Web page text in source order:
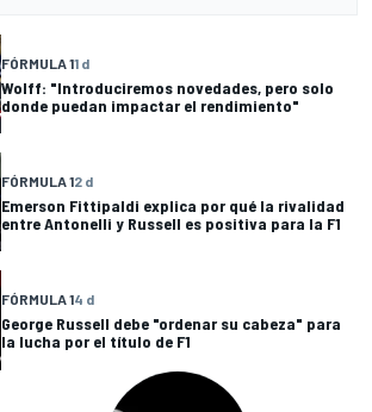
FÓRMULA 11 d
Wolff: "Introduciremos novedades, pero solo
donde puedan impactar el rendimiento"
FÓRMULA 12 d
Emerson Fittipaldi explica por qué la rivalidad
entre Antonelli y Russell es positiva para la F1
FÓRMULA 14 d
George Russell debe "ordenar su cabeza" para
la lucha por el título de F1